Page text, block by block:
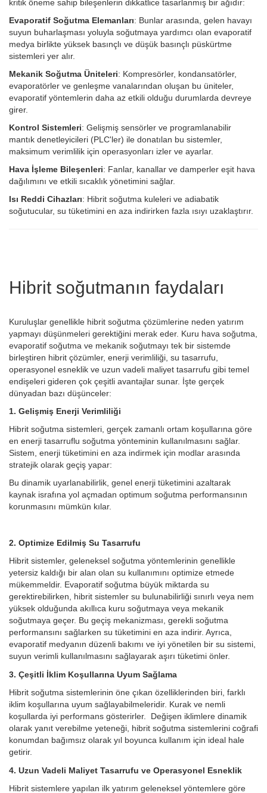
kritik öneme sahip bileşenlerin dikkatlice tasarlanmış bir ağıdır:
Evaporatif Soğutma Elemanları: Bunlar arasında, gelen havayı
suyun buharlaşması yoluyla soğutmaya yardımcı olan evaporatif
medya birlikte yüksek basınçlı ve düşük basınçlı püskürtme
sistemleri yer alır.
Mekanik Soğutma Üniteleri: Kompresörler, kondansatörler,
evaporatörler ve genleşme vanalarından oluşan bu üniteler,
evaporatif yöntemlerin daha az etkili olduğu durumlarda devreye
girer.
Kontrol Sistemleri: Gelişmiş sensörler ve programlanabilir
mantık denetleyicileri (PLC'ler) ile donatılan bu sistemler,
maksimum verimlilik için operasyonları izler ve ayarlar.
Hava İşleme Bileşenleri: Fanlar, kanallar ve damperler eşit hava
dağılımını ve etkili sıcaklık yönetimini sağlar.
Isı Reddi Cihazları: Hibrit soğutma kuleleri ve adiabatik
soğutucular, su tüketimini en aza indirirken fazla ısıyı uzaklaştırır.
Hibrit soğutmanın faydaları
Kuruluşlar genellikle hibrit soğutma çözümlerine neden yatırım
yapmayı düşünmeleri gerektiğini merak eder. Kuru hava soğutma,
evaporatif soğutma ve mekanik soğutmayı tek bir sistemde
birleştiren hibrit çözümler, enerji verimliliği, su tasarrufu,
operasyonel esneklik ve uzun vadeli maliyet tasarrufu gibi temel
endişeleri gideren çok çeşitli avantajlar sunar. İşte gerçek
dünyadan bazı düşünceler:
1. Gelişmiş Enerji Verimliliği
Hibrit soğutma sistemleri, gerçek zamanlı ortam koşullarına göre
en enerji tasarruflu soğutma yönteminin kullanılmasını sağlar.
Sistem, enerji tüketimini en aza indirmek için modlar arasında
stratejik olarak geçiş yapar:
Bu dinamik uyarlanabilirlik, genel enerji tüketimini azaltarak
kaynak israfına yol açmadan optimum soğutma performansının
korunmasını mümkün kılar.
2. Optimize Edilmiş Su Tasarrufu
Hibrit sistemler, geleneksel soğutma yöntemlerinin genellikle
yetersiz kaldığı bir alan olan su kullanımını optimize etmede
mükemmeldir. Evaporatif soğutma büyük miktarda su
gerektirebilirken, hibrit sistemler su bulunabilirliği sınırlı veya nem
yüksek olduğunda akıllıca kuru soğutmaya veya mekanik
soğutmaya geçer. Bu geçiş mekanizması, gerekli soğutma
performansını sağlarken su tüketimini en aza indirir. Ayrıca,
evaporatif medyanın düzenli bakımı ve iyi yönetilen bir su sistemi,
suyun verimli kullanılmasını sağlayarak aşırı tüketimi önler.
3. Çeşitli İklim Koşullarına Uyum Sağlama
Hibrit soğutma sistemlerinin öne çıkan özelliklerinden biri, farklı
iklim koşullarına uyum sağlayabilmeleridir. Kurak ve nemli
koşullarda iyi performans gösterirler.
Değişen iklimlere dinamik
olarak yanıt verebilme yeteneği, hibrit soğutma sistemlerini coğrafi
konumdan bağımsız olarak yıl boyunca kullanım için ideal hale
getirir.
4. Uzun Vadeli Maliyet Tasarrufu ve Operasyonel Esneklik
Hibrit sistemlere yapılan ilk yatırım geleneksel yöntemlere göre